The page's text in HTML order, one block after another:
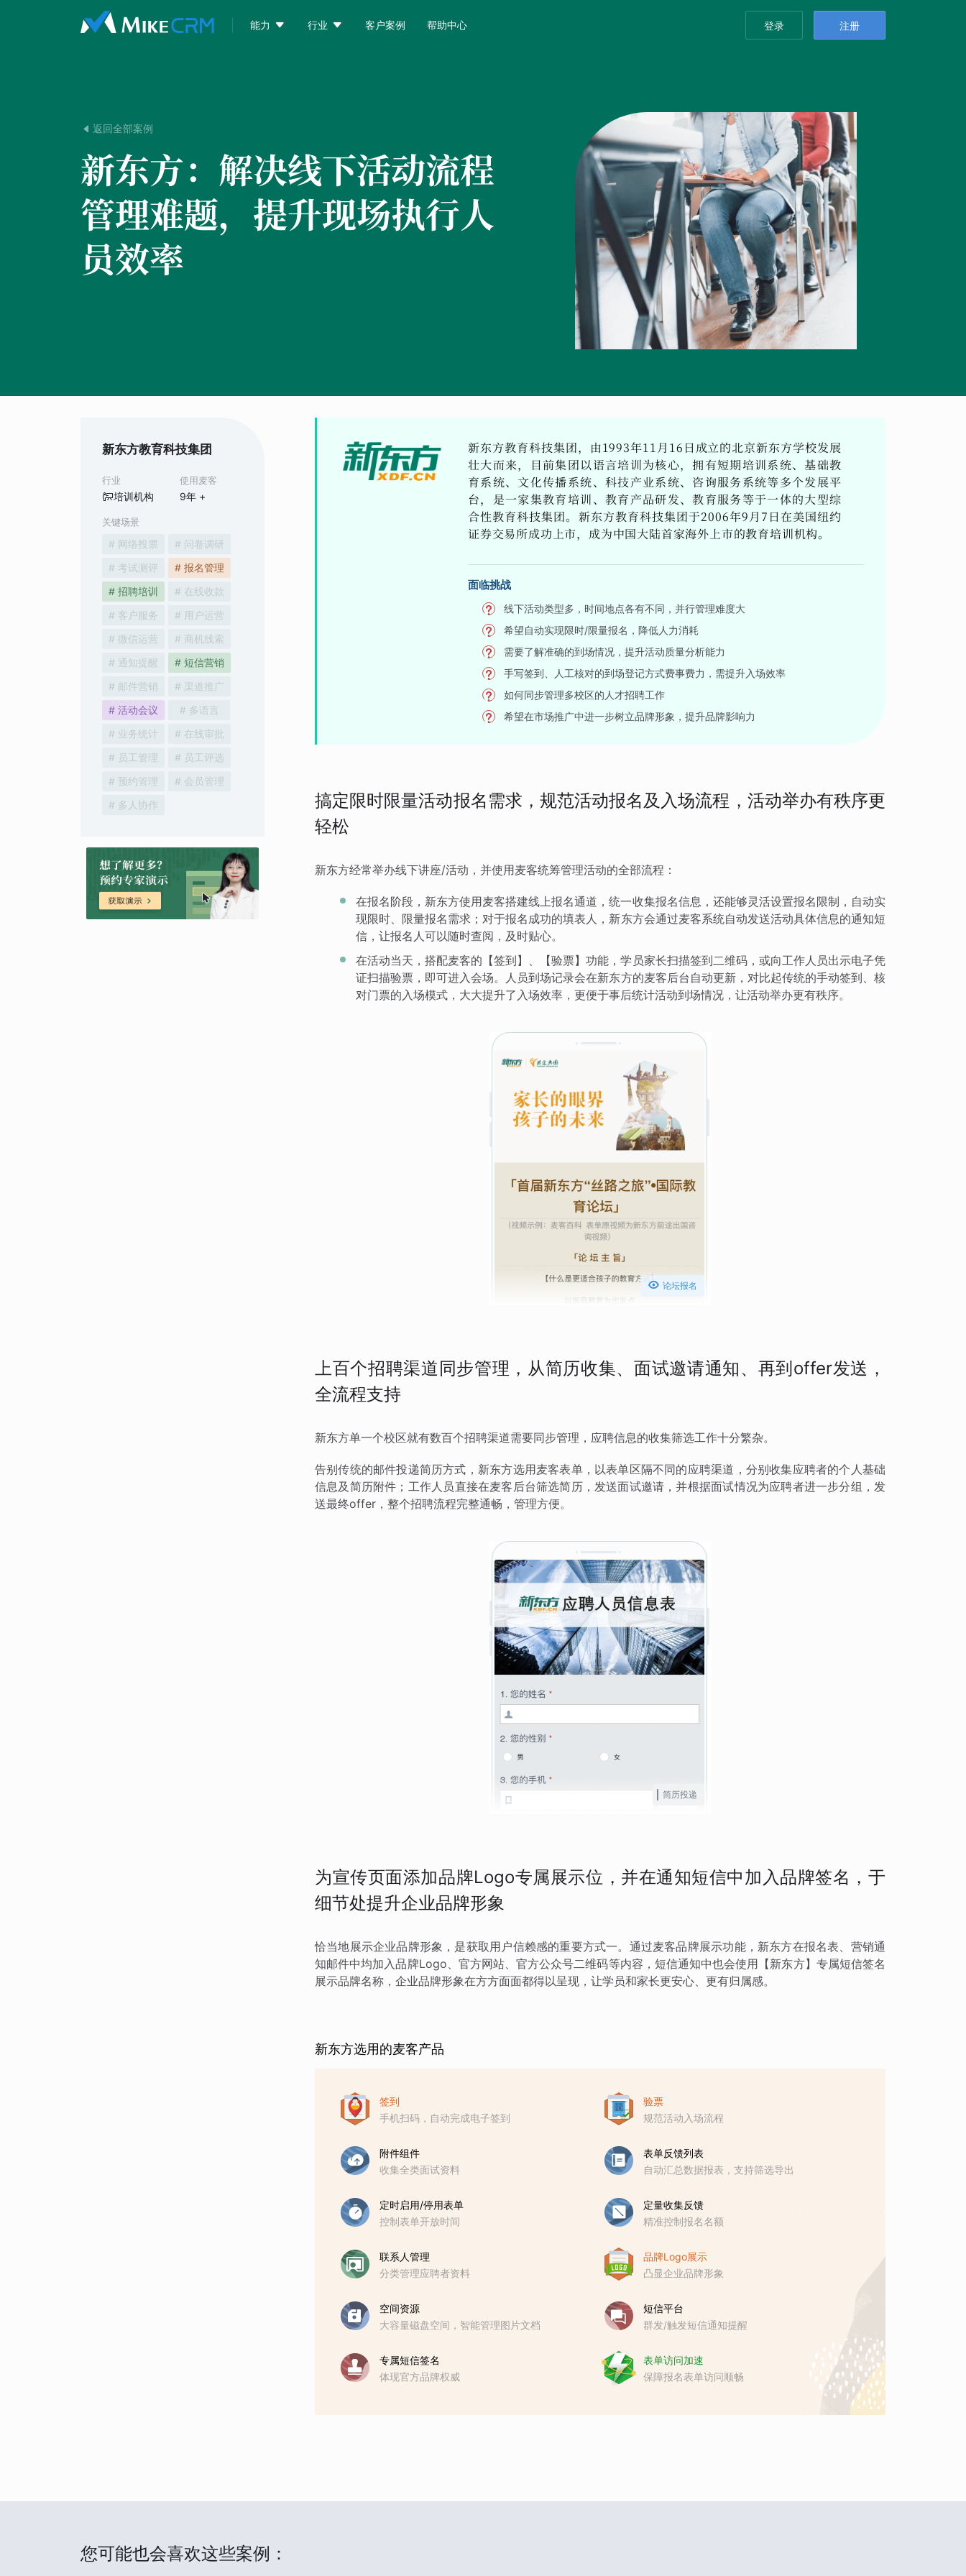
能力  行业  客户案例 帮助中心 登录 注册
 返回全部案例
新东方： 解决线下活动流程
管理难题，提升现场执行人
员效率
新东方教育科技集团
行业
培训机构
使用麦客
9年 +
关键场景
# 网络投票
# 问卷调研
# 考试测评
# 报名管理
# 招聘培训
# 在线收款
# 客户服务
# 用户运营
# 微信运营
# 商机线索
# 通知提醒
# 短信营销
# 邮件营销
# 渠道推广
# 活动会议
# 多语言
# 业务统计
# 在线审批
# 员工管理
# 员工评选
# 预约管理
# 会员管理
# 多人协作
新东方教育科技集团，由1993年11月16日成立的北京新东方学校发展
壮大而来，目前集团以语言培训为核心，拥有短期培训系统、基础教
育系统、文化传播系统、科技产业系统、咨询服务系统等多个发展平
台，是一家集教育培训、教育产品研发、教育服务等于一体的大型综
合性教育科技集团。新东方教育科技集团于2006年9月7日在美国纽约
证券交易所成功上市，成为中国大陆首家海外上市的教育培训机构。
面临挑战
线下活动类型多，时间地点各有不同，并行管理难度大
希望自动实现限时/限量报名，降低人力消耗
需要了解准确的到场情况，提升活动质量分析能力
手写签到、人工核对的到场登记方式费事费力，需提升入场效率
如何同步管理多校区的人才招聘工作
希望在市场推广中进一步树立品牌形象，提升品牌影响力
搞定限时限量活动报名需求，规范活动报名及入场流程，活动举办有秩序更
轻松
新东方经常举办线下讲座/活动，并使用麦客统筹管理活动的全部流程：
在报名阶段，新东方使用麦客搭建线上报名通道，统一收集报名信息，还能够灵活设置报名限制，自动实
现限时、限量报名需求；对于报名成功的填表人，新东方会通过麦客系统自动发送活动具体信息的通知短
信，让报名人可以随时查阅，及时贴心。
在活动当天，搭配麦客的【签到】、【验票】功能，学员家长扫描签到二维码，或向工作人员出示电子凭
证扫描验票，即可进入会场。人员到场记录会在新东方的麦客后台自动更新，对比起传统的手动签到、核
对门票的入场模式，大大提升了入场效率，更便于事后统计活动到场情况，让活动举办更有秩序。
 论坛报名
上百个招聘渠道同步管理，从简历收集、面试邀请通知、再到offer发送，
全流程支持
新东方单一个校区就有数百个招聘渠道需要同步管理，应聘信息的收集筛选工作十分繁杂。
告别传统的邮件投递简历方式，新东方选用麦客表单，以表单区隔不同的应聘渠道，分别收集应聘者的个人基础
信息及简历附件；工作人员直接在麦客后台筛选简历，发送面试邀请，并根据面试情况为应聘者进一步分组，发
送最终offer，整个招聘流程完整通畅，管理方便。
简历投递
为宣传页面添加品牌Logo专属展示位，并在通知短信中加入品牌签名，于
细节处提升企业品牌形象
恰当地展示企业品牌形象，是获取用户信赖感的重要方式一。通过麦客品牌展示功能，新东方在报名表、营销通
知邮件中均加入品牌Logo、官方网站、官方公众号二维码等内容，短信通知中也会使用【新东方】专属短信签名
展示品牌名称，企业品牌形象在方方面面都得以呈现，让学员和家长更安心、更有归属感。
新东方选用的麦客产品
签到
手机扫码，自动完成电子签到
验票
规范活动入场流程
附件组件
收集全类面试资料
表单反馈列表
自动汇总数据报表，支持筛选导出
定时启用/停用表单
控制表单开放时间
定量收集反馈
精准控制报名名额
联系人管理
分类管理应聘者资料
品牌Logo展示
凸显企业品牌形象
空间资源
大容量磁盘空间，智能管理图片文档
短信平台
群发/触发短信通知提醒
专属短信签名
体现官方品牌权威
表单访问加速
保障报名表单访问顺畅
您可能也会喜欢这些案例：